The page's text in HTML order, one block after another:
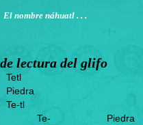
El nombre náhuatl . . .
lectura del glifo
Tetl
Piedra
Te-tl
Te- Piedra